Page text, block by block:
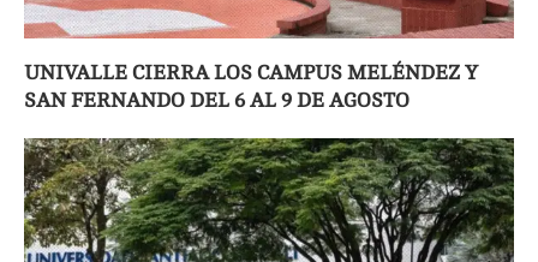
UNIVALLE CIERRA LOS CAMPUS MELÉNDEZ Y
SAN FERNANDO DEL 6 AL 9 DE AGOSTO